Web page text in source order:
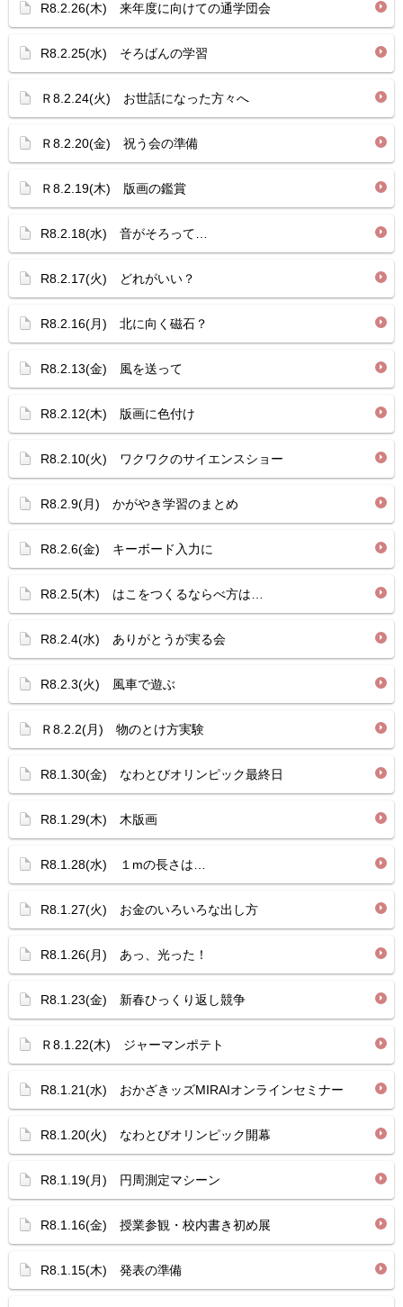
R8.2.26(木) 来年度に向けての通学団会
R8.2.25(水) そろばんの学習
Ｒ8.2.24(火) お世話になった方々へ
Ｒ8.2.20(金) 祝う会の準備
Ｒ8.2.19(木) 版画の鑑賞
R8.2.18(水) 音がそろって…
R8.2.17(火) どれがいい？
R8.2.16(月) 北に向く磁石？
R8.2.13(金) 風を送って
R8.2.12(木) 版画に色付け
R8.2.10(火) ワクワクのサイエンスショー
R8.2.9(月) かがやき学習のまとめ
R8.2.6(金) キーボード入力に
R8.2.5(木) はこをつくるならべ方は…
R8.2.4(水) ありがとうが実る会
R8.2.3(火) 風車で遊ぶ
Ｒ8.2.2(月) 物のとけ方実験
R8.1.30(金) なわとびオリンピック最終日
R8.1.29(木) 木版画
R8.1.28(水) １mの長さは…
R8.1.27(火) お金のいろいろな出し方
R8.1.26(月) あっ、光った！
R8.1.23(金) 新春ひっくり返し競争
Ｒ8.1.22(木) ジャーマンポテト
R8.1.21(水) おかざきッズMIRAIオンラインセミナー
R8.1.20(火) なわとびオリンピック開幕
R8.1.19(月) 円周測定マシーン
R8.1.16(金) 授業参観・校内書き初め展
R8.1.15(木) 発表の準備